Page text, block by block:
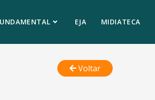
EJA MIDIATECA
Voltar